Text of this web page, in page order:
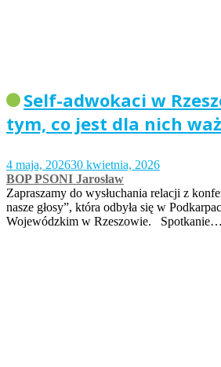
Self-adwokaci w
tym, co jest dla nich
4 maja, 202630 kwietnia, 2026
BOP PSONI Jarosław
Zapraszamy do wysłuchania relacji z
nasze głosy”, która odbyła się w
Wojewódzkim w Rzeszowie.